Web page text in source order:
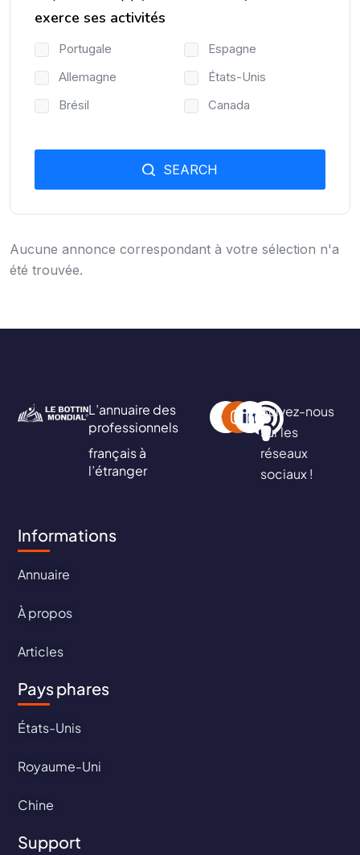
Aucune annonce correspondant à votre sélection n'a
été trouvée.
exerce ses activités
Portugale
Espagne
Allemagne
États-Unis
Brésil
Canada
SEARCH
L’annuaire des
professionnels
français à
l’étranger
Suivez-nous
sur les
réseaux
sociaux !
Informations
Annuaire
À propos
Articles
Pays phares
États-Unis
Royaume-Uni
Chine
Support